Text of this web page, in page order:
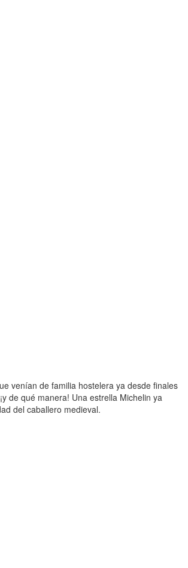
venían de familia hostelera ya desde finales
de qué manera! Una estrella Michelin ya
del caballero medieval.